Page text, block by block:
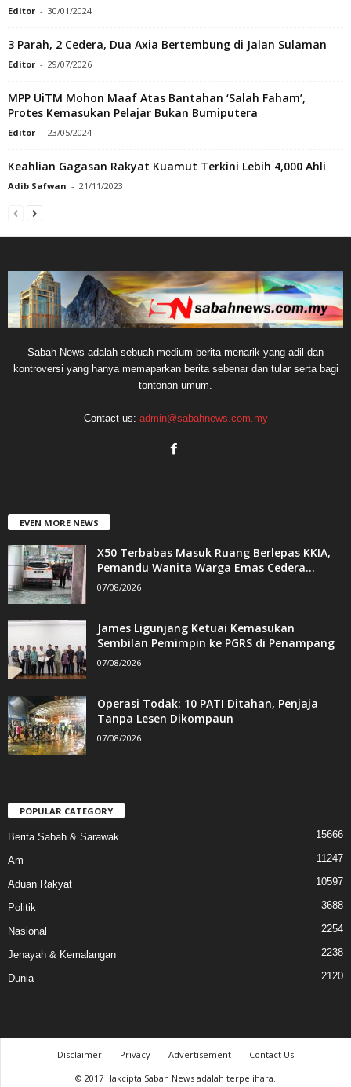
Editor - 30/01/2024
3 Parah, 2 Cedera, Dua Axia Bertembung di Jalan Sulaman
Editor - 29/07/2026
MPP UiTM Mohon Maaf Atas Bantahan ‘Salah Faham’,
Protes Kemasukan Pelajar Bukan Bumiputera
Editor - 23/05/2024
Keahlian Gagasan Rakyat Kuamut Terkini Lebih 4,000 Ahli
Adib Safwan - 21/11/2023
Sabah News adalah sebuah medium berita menarik yang adil dan
kontroversi yang hanya memaparkan berita sebenar dan tular serta bagi
tontonan umum.
Contact us: admin@sabahnews.com.my
EVEN MORE NEWS
X50 Terbabas Masuk Ruang Berlepas KKIA,
Pemandu Wanita Warga Emas Cedera...
07/08/2026
James Ligunjang Ketuai Kemasukan
Sembilan Pemimpin ke PGRS di Penampang
07/08/2026
Operasi Todak: 10 PATI Ditahan, Penjaja
Tanpa Lesen Dikompaun
07/08/2026
POPULAR CATEGORY
Berita Sabah & Sarawak 15666
Am 11247
Aduan Rakyat 10597
Politik 3688
Nasional 2254
Jenayah & Kemalangan 2238
Dunia 2120
Disclaimer Privacy Advertisement
Contact Us
© 2017 Hakcipta Sabah News adalah terpelihara.